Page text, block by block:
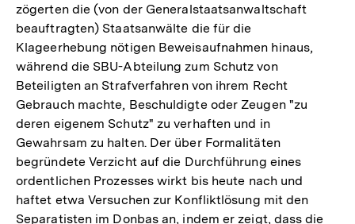
zögerten die (von der Generalstaatsanwaltschaft
beauftragten) Staatsanwälte die für die
Klageerhebung nötigen Beweisaufnahmen hinaus,
während die SBU-Abteilung zum Schutz von
Beteiligten an Strafverfahren von ihrem Recht
Gebrauch machte, Beschuldigte oder Zeugen "zu
deren eigenem Schutz" zu verhaften und in
Gewahrsam zu halten. Der über Formalitäten
begründete Verzicht auf die Durchführung eines
ordentlichen Prozesses wirkt bis heute nach und
haftet etwa Versuchen zur Konfliktlösung mit den
Separatisten im Donbas an, indem er zeigt, dass die